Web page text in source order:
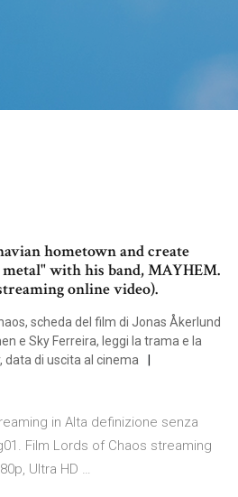
hometown and create
with his band, MAYHEM.
online video).
scheda del film di Jonas Åkerlund
e Sky Ferreira, leggi la trama e la
data di uscita al cinema
in Alta definizione senza
Film Lords of Chaos streaming
Ultra HD …